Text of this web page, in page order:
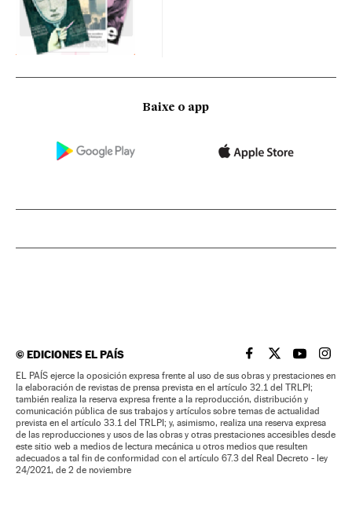
Baixe o app
©EDICIONES EL PAÍS EL PAÍS BRASIL EN
EL PAÍSEL PAÍS
EL
EL PAÍS ejerce la oposición expresa frente al uso de sus obras y prestaciones en
la elaboración de revistas de prensa prevista en el artículo 32.1 del TRLPI;
también realiza la reserva expresa frente a la reproducción, distribución y
comunicación pública de sus trabajos y artículos sobre temas de actualidad
prevista en el artículo 33.1 del TRLPI; y, asimismo, realiza una reserva expresa
de las reproducciones y usos de las obras y otras prestaciones accesibles desde
este sitio web a medios de lectura mecánica u otros medios que resulten
adecuados a tal fin de conformidad con el artículo 67.3 del Real Decreto - ley
24/2021, de 2 de noviembre